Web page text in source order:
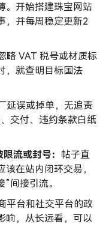
。开始搭建珠宝网站
，并每周稳定更新2
略 VAT 税号或材质标
，就查明目标国法
延误或掉单，无追责
交付、违约条款白纸
流或封号： 帖子直
在站内闭环交易，
间接引流。
平台和社交平台的政
响，从长远看，可以